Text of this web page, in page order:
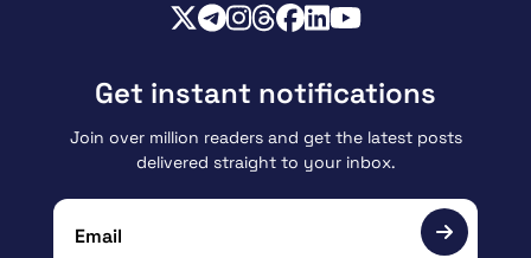
Get instant notifications
Join over million readers and get the latest posts
delivered straight to your inbox.